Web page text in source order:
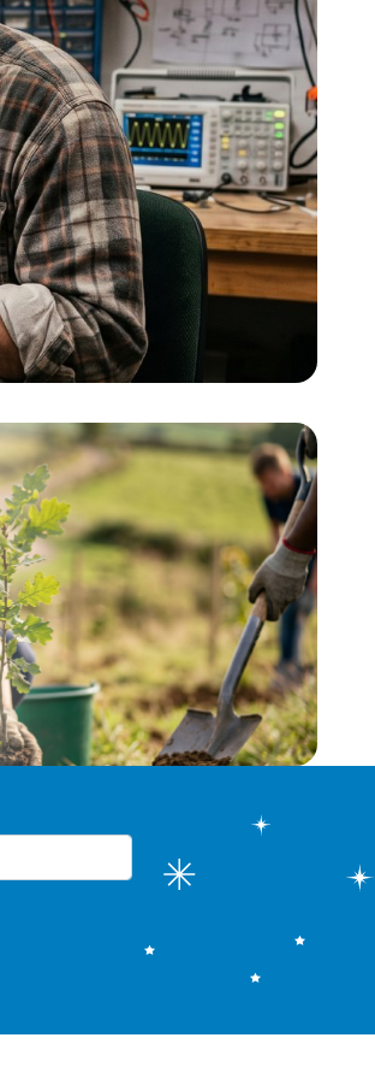
haga que su móvil le guíe allá por donde
vaya. ¿Te gusta leer antes de dormir
pero no te duermes ni a la de 3? A
veces te cuesta cerrar el ojillo y no
sabes que hacer, enciendes y apagas la
radio, cuentas ovejas y remueves la
almohada. En ese momento sacas tu
reluciente Onstyck, y te pones unos
bailables latinos junto a algún video de
risa. En realidad no llegaras ni al
segundo video, ¡quedará roque! ¿Juegas
a menudo con el móvil? Onstyck te lo
pone fácil, podrás jugar cómodamente
en el sofá o mientras haces cualquier
otra tarea ¿Te estás duchando?
Jabónate mientras haces un all in o haz
movimiento mientras te secas el pelo,
ya no tendrá que hacer malabares con
el móvil ¿a quién no se le caído y roto
por no tener manos suficientes? (puedo